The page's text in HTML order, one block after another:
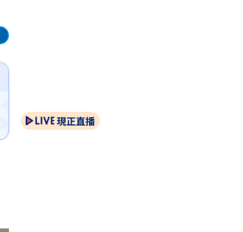
現正直播